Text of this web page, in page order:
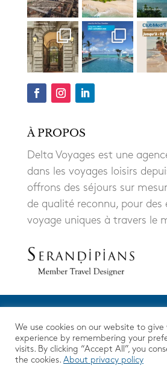
À PROPOS
Delta Voyages est une
dans les voyages loisirs
offrons des séjours sur
de qualité reconnu, pour des
voyage uniques à travers le
We use cookies on our website to
experience by remembering your
visits. By clicking “Accept All”, you
the cookies. About privacy policy